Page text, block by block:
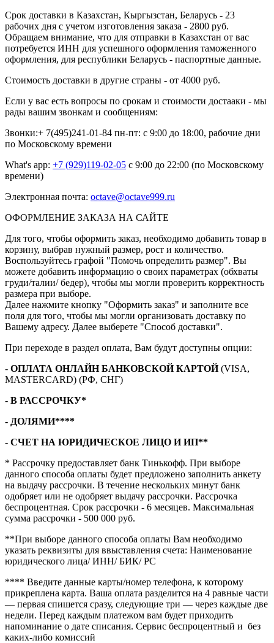
Срок доставки в Казахстан, Кыргызстан, Беларусь - 23
рабочих дня с учетом изготовления заказа - 2800 руб.
Обращаем внимание, что для отправки в Казахстан от вас
потребуется ИНН для успешного оформления таможенного
оформления, для республики Беларусь - паспортные данные.
Стоимость доставки в другие страны - от 4000 руб.
Если у вас есть вопросы по срокам и стоимости достааки - мы
рады вашим звонкам и сообщениям:
Звонки:+ 7(495)241-01-84 пн-пт: с 9:00 до 18:00, рабочие дни
по Московскому времени
What's app: +7 (929)119-02-05 с 9:00 до 22:00 (по Московскому
времени)
Электронная почта: octave@octave999.ru
ОФОРМЛЕНИЕ ЗАКАЗА НА САЙТЕ
Для того, чтобы оформить заказ, необходимо добавить товар в
корзину, выбрав нужный размер, рост и количество.
Воспользуйтесь графой "Помочь определить размер". Вы
можете добавить информацию о своих параметрах (обхваты
груди/талии/ бедер), чтобы мы могли проверить корректность
размера при выборе.
Далее нажмите кнопку "Оформить заказ" и заполните все
поля для того, чтобы мы могли организовать доставку по
Вашему адресу. Далее выберете "Способ доставки".
При переходе в раздел оплата, Вам будут доступны опции:
- ОПЛАТА ОНЛАЙН БАНКОВСКОЙ КАРТОЙ(VISA,
MASTERCARD) (РФ, СНГ)
- В РАССРОЧКУ*
- ДОЛЯМИ****
- СЧЕТ НА ЮРИДИЧЕСКОЕ ЛИЦО И ИП**
* Рассрочку предоставляет банк Тинькофф. При выборе
данного способа оплаты будет предложено заполнить анкету
на выдачу рассрочки. В течение нескольких минут банк
одобряет или не одобряет выдачу рассрочки. Рассрочка
беспроцентная. Срок рассрочки - 6 месяцев. Максимальная
сумма рассрочки - 500 000 руб.
**При выборе данного способа оплаты Вам необходимо
указать реквизиты для ввыставления счета: Наименование
юридического лица/ ИНН/ БИК/ РС
**** Введите данные карты/номер телефона, к которому
прикреплена карта. Ваша оплата разделится на 4 равные части
— первая спишется сразу, следующие три — через каждые две
недели. Перед каждым платежом вам будет приходить
напоминание о дате списания. Сервис беспроцентный и без
каких-либо комиссий